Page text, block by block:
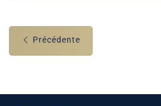
Précédente